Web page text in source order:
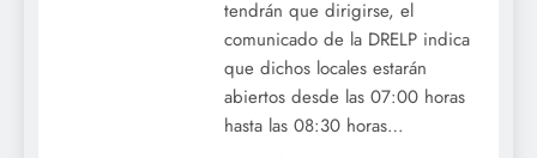
tendrán que dirigirse, el
comunicado de la DRELP indica
que dichos locales estarán
abiertos desde las 07:00 horas
hasta las 08:30 horas…